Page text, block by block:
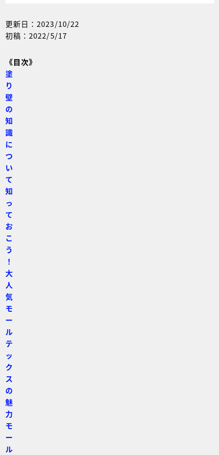
更新日：2023/10/22
初稿：2022/5/17
《目次》
塗
り
壁
の
知
識
に
つ
い
て
知
っ
て
お
こ
う
！
大
人
気
モ
ー
ル
テ
ッ
ク
ス
の
魅
力
モ
ー
ル